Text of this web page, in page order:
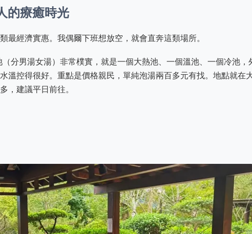
的療癒時光
經濟實惠。我偶爾下班想放空，就會直奔這類場所。
分男湯女湯）非常樸實，就是一個大熱池、一個溫池、一個冷池，
溫控得很好。重點是價格親民，單純泡湯兩百多元有找。地點就在
，建議平日前往。